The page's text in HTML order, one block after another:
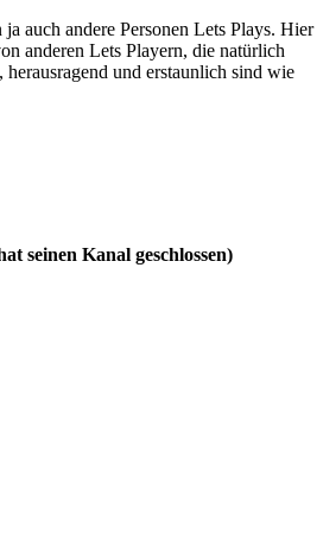
auch andere Personen Lets Plays. Hier
anderen Lets Playern, die natürlich
und erstaunlich sind wie
seinen Kanal geschlossen)